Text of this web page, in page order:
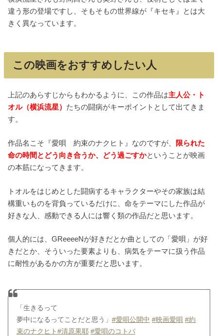
違う形の登場ですし、そもそもの世界線が『キセキ』とは大
きく異なっています。
この映画をおすすめしたい人
上記のあらすじからもわかるように、この作品は主人公・ト
オル（横浜流星） たちの闘病がキーポイントとして出てきま
す。
作品名こそ『愛唄 約束のナクヒト』なのですが、 限られた
命の時間とどう向き合うか、どう過ごすかということが映画
の本筋になってきます。
トオルをはじめとした闘病するキャラクターやその家族は結
構重いものを背負っているだけに、命をテーマにした作品が
好きな人、感動できる人には響く類の作品だと思います。
個人的には、GReeeeNが好きだとか曲としての「愛唄」が好
きだとか、そういった要素よりも、病気をテーマに扱う作品
に耐性があるかの方が重要だと思います。
「生きるって
夢中になるってことだと思う」#愛唄公開中 #映画愛唄 #約
束のナクヒト#清原果耶 #愛唄のコトバ